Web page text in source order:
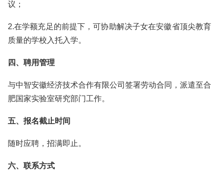
议；
2.在学额充足的前提下，可协助解决子女在安徽省顶尖教育
质量的学校入托入学。
四、聘用管理
与中智安徽经济技术合作有限公司签署劳动合同，派遣至合
肥国家实验室研究部门工作。
五、报名截止时间
随时应聘，招满即止。
六、联系方式